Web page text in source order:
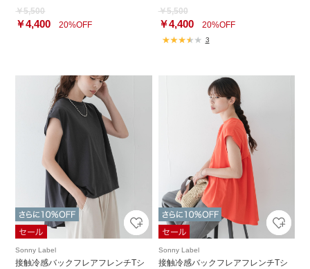
￥5,500
￥4,400 20%OFF
￥5,500
￥4,40020%OFF
3
Sonny Label
接触冷感バックフレアフレンチTシ
Sonny Label
接触冷感バックフレアフレンチTシ